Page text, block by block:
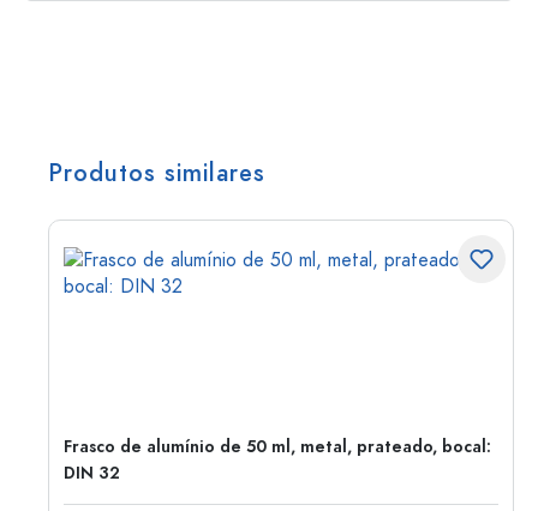
Produtos similares
Frasco de alumínio de 50 ml, metal, prateado, bocal:
DIN 32